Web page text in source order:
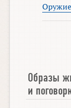
Образы
и